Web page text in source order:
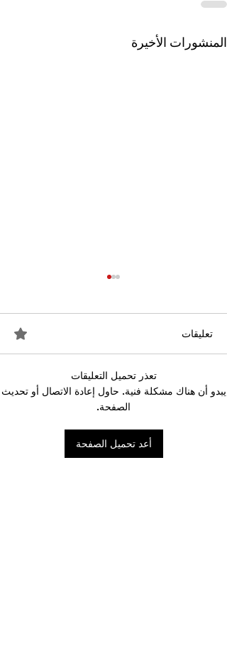
المنشورات الأخيرة
القضاء الإداري يقضي بحل
نقابة "كنابست"
تعليقات
تعذر تحميل التعليقات
يبدو أن هناك مشكلة فنية. حاول إعادة الاتصال أو تحديث
الصفحة.
أعد تحميل الصفحة